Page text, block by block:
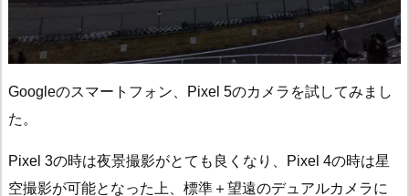
Googleのスマートフォン、Pixel 5のカメラを試してみまし
た。
Pixel 3の時は夜景撮影がとても良くなり、Pixel 4の時は星
空撮影が可能となった上、標準＋望遠のデュアルカメラに